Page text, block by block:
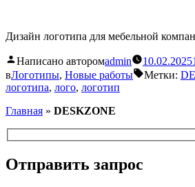
Дизайн логотипа для мебельной
Написано авторомadmin 10.02.2025
вЛоготипы, Новые работы Метки:
логотипа, лого, логотип
Главная » DESKZONE
Отправить запрос